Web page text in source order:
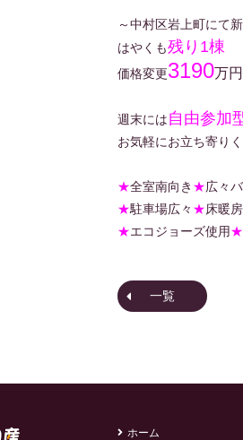
～中村区岩上町にて
はやくも残り1棟
価格変更3190万円
週末には自由参加
お気軽にお立ち寄り
★全室南向き ★広々
★駐車場広々 ★床暖
★エコジョーズ使用★
一覧
ホーム